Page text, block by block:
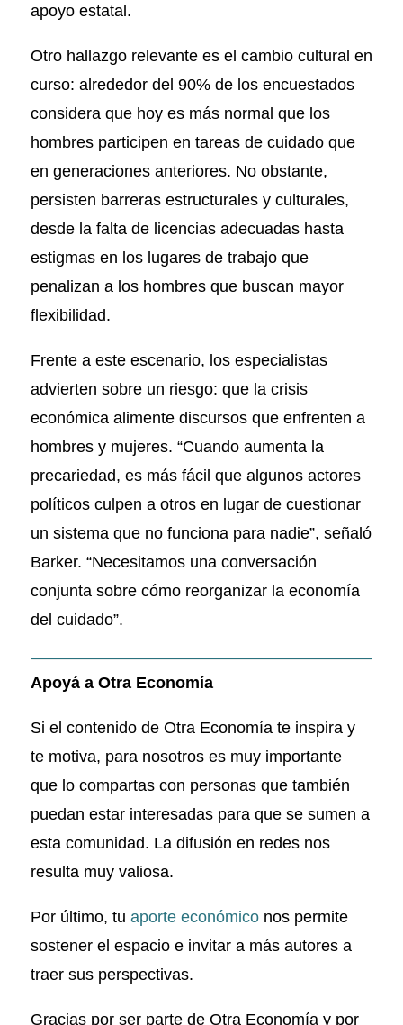
apoyo estatal.
Otro hallazgo relevante es el cambio cultural en
curso: alrededor del 90% de los encuestados
considera que hoy es más normal que los
hombres participen en tareas de cuidado que
en generaciones anteriores. No obstante,
persisten barreras estructurales y culturales,
desde la falta de licencias adecuadas hasta
estigmas en los lugares de trabajo que
penalizan a los hombres que buscan mayor
flexibilidad.
Frente a este escenario, los especialistas
advierten sobre un riesgo: que la crisis
económica alimente discursos que enfrenten a
hombres y mujeres. “Cuando aumenta la
precariedad, es más fácil que algunos actores
políticos culpen a otros en lugar de cuestionar
un sistema que no funciona para nadie”, señaló
Barker. “Necesitamos una conversación
conjunta sobre cómo reorganizar la economía
del cuidado”.
Apoyá a Otra Economía
Si el contenido de Otra Economía te inspira y
te motiva, para nosotros es muy importante
que lo compartas con personas que también
puedan estar interesadas para que se sumen a
esta comunidad. La difusión en redes nos
resulta muy valiosa.
Por último, tu aporte económiconos permite
sostener el espacio e invitar a más autores a
traer sus perspectivas.
Gracias por ser parte de Otra Economía y por